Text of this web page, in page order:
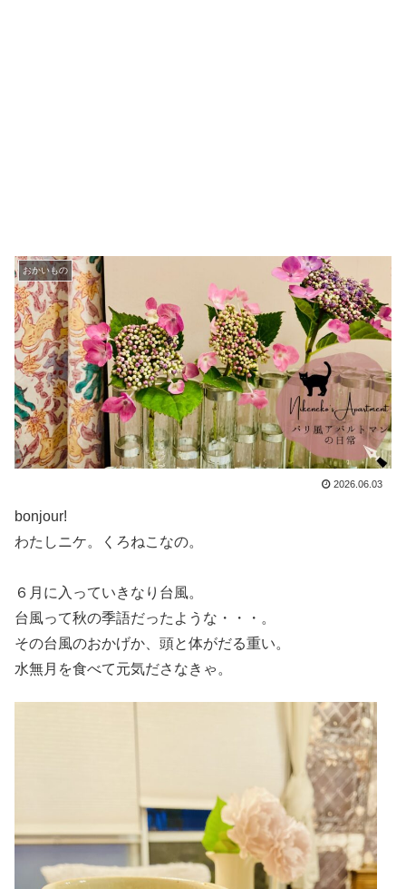
おかいもの
2026.06.03
bonjour!
わたしニケ。くろねこなの。
６月に入っていきなり台風。
台風って秋の季語だったような・・・。
その台風のおかげか、頭と体がだる重い。
水無月を食べて元気ださなきゃ。